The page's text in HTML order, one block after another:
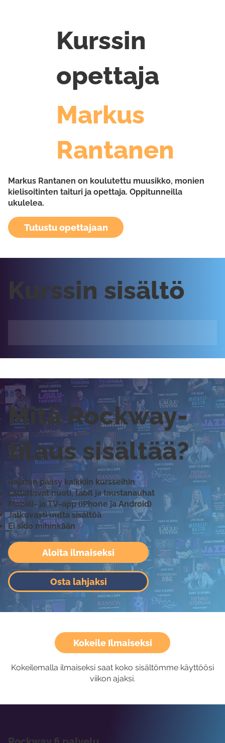
Kurssin
opettaja
Markus
Rantanen
Markus Rantanen on koulutettu muusikko, monien
kielisoitinten taituri ja opettaja. Oppitunneilla
ukulelea.
Tutustu opettajaan
Kurssin sisältö
Aloita ilmaiseksi
Osta lahjaksi
Mitä Rockway-
tilaus sisältää?
Rajaton pääsy kaikkiin kursseihin
Ladattavat nuoti, tabit ja taustanauhat
Mobiili- ja TV-app (iPhone ja Android)
Jatkuvasti uutta sisältöä
Ei sido mihinkään
Kokeile Ilmaiseksi
Kokeilemalla ilmaiseksi saat koko sisältömme käyttöösi
viikon ajaksi.